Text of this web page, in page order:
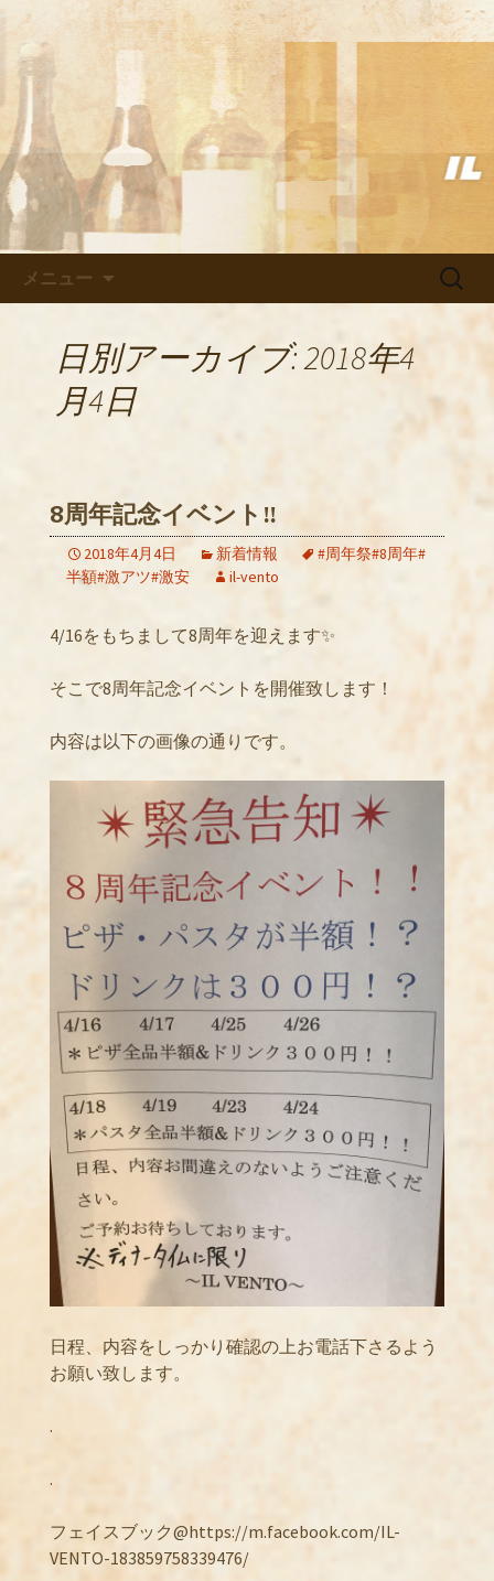
武蔵小杉の美味しいイタリアン
「イルヴェント」のブログ
武蔵小杉の美味しいイタリアン「イル
ヴェント」のブログ
メニュー
検
日別アーカイブ: 2018年4
月4日
8周年記念イベント‼️
2018年4月4日 新着情報
#周年祭#8周年#
半額#激アツ#激安
il-vento
4/16をもちまして8周年を迎えます✨
そこで8周年記念イベントを開催致します！
内容は以下の画像の通りです。
日程、内容をしっかり確認の上お電話下さるよう
お願い致します。
.
.
フェイスブック@https://m.facebook.com/IL-
VENTO-183859758339476/